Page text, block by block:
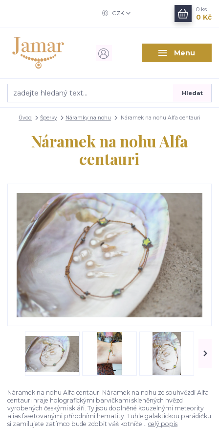
Menu
CZK
Hledat
0 ks
0 Kč
Úvod Šperky Náramky na nohu Náramek na nohu Alfa centauri
Náramek na nohu Alfa
centauri
Náramek na nohu Alfa centauri Náramek na nohu ze souhvězdí Alfa
centauri hraje holografickými barvičkami skleněných hvězd
vyrobených českými skláři. Ty jsou doplněné kouzelnými meteority
alias fasetovanými přírodními hematity. Tuhle galaktickou parádičku
si zamilujete zatímco bude zdobit váš kotníče... celý popis